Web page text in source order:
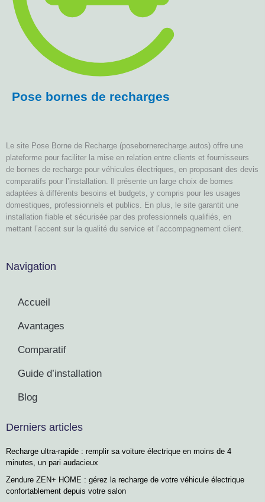
Pose bornes de recharges
Le site Pose Borne de Recharge (posebornerecharge.autos) offre une
plateforme pour faciliter la mise en relation entre clients et fournisseurs
de bornes de recharge pour véhicules électriques, en proposant des devis
comparatifs pour l’installation. Il présente un large choix de bornes
adaptées à différents besoins et budgets, y compris pour les usages
domestiques, professionnels et publics. En plus, le site garantit une
installation fiable et sécurisée par des professionnels qualifiés, en
mettant l’accent sur la qualité du service et l’accompagnement client.
Navigation
Accueil
Avantages
Comparatif
Guide d’installation
Blog
Derniers articles
Recharge ultra-rapide : remplir sa voiture électrique en moins de 4
minutes, un pari audacieux
Zendure ZEN+ HOME : gérez la recharge de votre véhicule électrique
confortablement depuis votre salon